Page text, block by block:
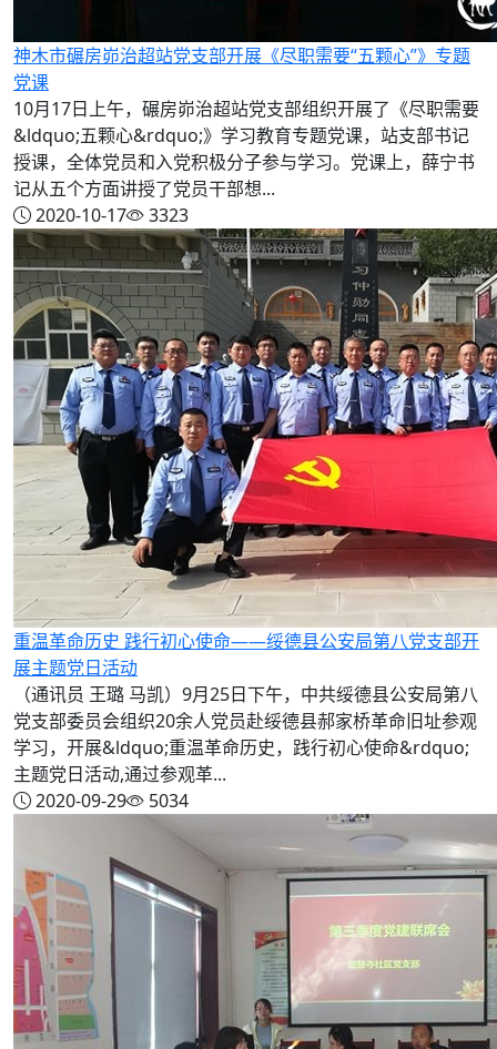
神木市碾房峁治超站党支部开展《尽职需要“五颗心”》专题
党课
10月17日上午，碾房峁治超站党支部组织开展了《尽职需要
&ldquo;五颗心&rdquo;》学习教育专题党课，站支部书记
授课，全体党员和入党积极分子参与学习。党课上，薛宁书
记从五个方面讲授了党员干部想...
2020-10-17
3323
重温革命历史 践行初心使命——绥德县公安局第八党支部开
展主题党日活动
（通讯员 王璐 马凯）9月25日下午，中共绥德县公安局第八
党支部委员会组织20余人党员赴绥德县郝家桥革命旧址参观
学习，开展&ldquo;重温革命历史，践行初心使命&rdquo;
主题党日活动,通过参观革...
2020-09-29
5034